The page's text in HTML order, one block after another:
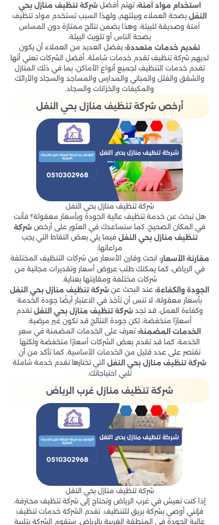
استخدام مواد آمنة:تهتم أفضلشركة تنظيف منازل بحي
النفل بصحة العملاء وبيئتهم، ولهذا السبب تستخدم مواد تنظيف
آمنة وصديقة للبيئة، وهذا يضمن نتائج ممتازة دون المساس
بصحة الناس أو تلويث البيئة.
تقديم خدمات متعددة: يفضل العديد من العملاء أن يكون
لديهم شركة تنظيف تقدم خدمات شاملة، أفضل الشركات تعني أنها
تقدم خدمات التنظيف لجميع أنواع الأماكن، بما في ذلك المنازل
والشقق والفلل والمباني والمدارس والمساجد والسجاد والأرائك
والمكيفات والخزانات والسجاد.
أرخص شركة تنظيف منازل بحي النفل
شركة تنظيف منازل بحي النفل
هل تبحث عن خدمة تنظيف عالية الجودة وبأسعار معقولة؟ فأنت
في المكان الصحيح، كما سنساعدك في العثور على أرخص شركة
تنظيف منازل بحي
النفل فيما يلي بعض النقاط التي يجب
مراعاتها:
مقارنة الأسعار: ابحث وقارن الأسعار من شركات التنظيف المختلفة
في الرياض، كما يمكنك طلب عروض أسعار وتقديرات مجانية من
شركات مختلفة ومقارنتها بعناية.
الجودة والكفاءة: عند البحث عن شركة تنظيف منازل بحي
النفل
بأسعار معقولة، لا تنس أن تأخذ في الاعتبار أيضًا جودة الخدمة
وكفاءة العمل، قد تجد شركة تنظيف منازل بحي النفلتقدم
أسعارًا منخفضة، لكن جودة النتائج قد تكون غير مرضية.
الخدمات المضمنة:تعرف على الخدمات المضمنة في سعر
الخدمة، كما قد تقدم بعض الشركات أسعارًا منخفضة ولكنها
تقتصر على عدد قليل من الخدمات الأساسية، كما تأكد من أن
شركة تنظيف منازل بحي
النفل التي تختارها تقدم خدمة شاملة
تلبي احتياجاتك.
شركة تنظيف منازل غرب الرياض
شركة تنظيف منازل بحي النفل
إذا كنت تعيش في غرب الرياض وتحتاج إلى شركة تنظيف محترفة،
فإنني أوصي بشركة بريق للتنظيف. تقدم الشركة خدمات تنظيف
عالية الجودة في المنطقة الغربية بالرياض. ستقوم الشركة بتلبية